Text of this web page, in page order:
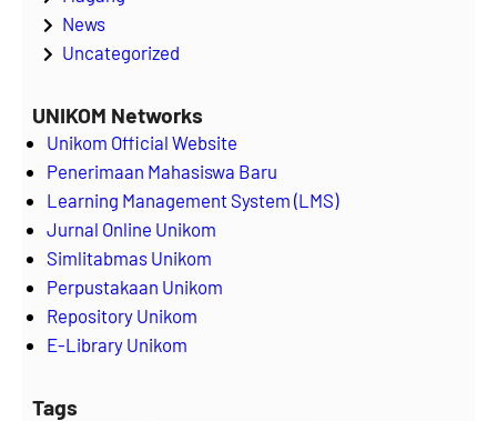
News
Uncategorized
UNIKOM Networks
Unikom Official Website
Penerimaan Mahasiswa Baru
Learning Management System (LMS)
Jurnal Online Unikom
Simlitabmas Unikom
Perpustakaan Unikom
Repository Unikom
E-Library Unikom
Tags